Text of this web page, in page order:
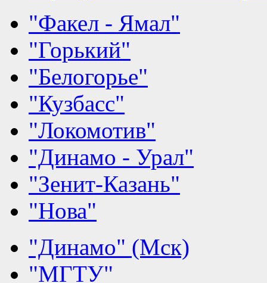
"Факел - Ямал"
"Горький"
"Белогорье"
"Кузбасс"
"Локомотив"
"Динамо - Урал"
"Зенит-Казань"
"Нова"
"Динамо" (Мск)
"МГТУ"